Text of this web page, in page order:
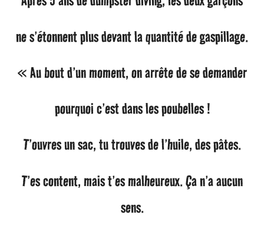
ne s’étonnent plus devant la quantité de gaspillage.
« Au bout d’un moment, on arrête de se demander
pourquoi c’est dans les poubelles !
T’ouvres un sac, tu trouves de l’huile, des pâtes.
T’es content, mais t’es malheureux. Ça n’a aucun
sens.